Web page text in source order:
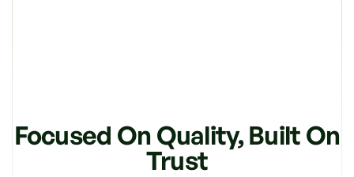
Focused On Quality, Built On
Trust